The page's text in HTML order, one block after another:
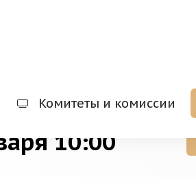
Комитеты и комиссии
10:00